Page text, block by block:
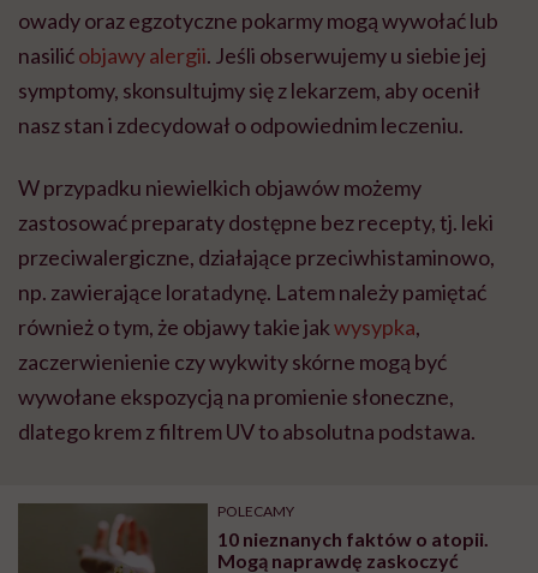
owady oraz egzotyczne pokarmy mogą wywołać lub
nasilićobjawy alergii. Jeśli obserwujemy u siebie jej
symptomy, skonsultujmy się z lekarzem, aby ocenił
nasz stan i zdecydował o odpowiednim leczeniu.
W przypadku niewielkich objawów możemy
zastosować preparaty dostępne bez recepty, tj. leki
przeciwalergiczne, działające przeciwhistaminowo,
np. zawierające loratadynę. Latem należy pamiętać
również o tym, że objawy takie jakwysypka,
zaczerwienienie czy wykwity skórne mogą być
wywołane ekspozycją na promienie słoneczne,
dlatego krem z filtrem UV to absolutna podstawa.
POLECAMY
10 nieznanych faktów o atopii.
Mogą naprawdę zaskoczyć